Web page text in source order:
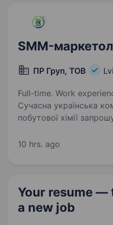
SMM-
ПР Груп, ТОВ
Full-time. Work
Сучасна українська
побутової хімії
роботи SMM-
10 hrs. ago
Your resume —
a new job